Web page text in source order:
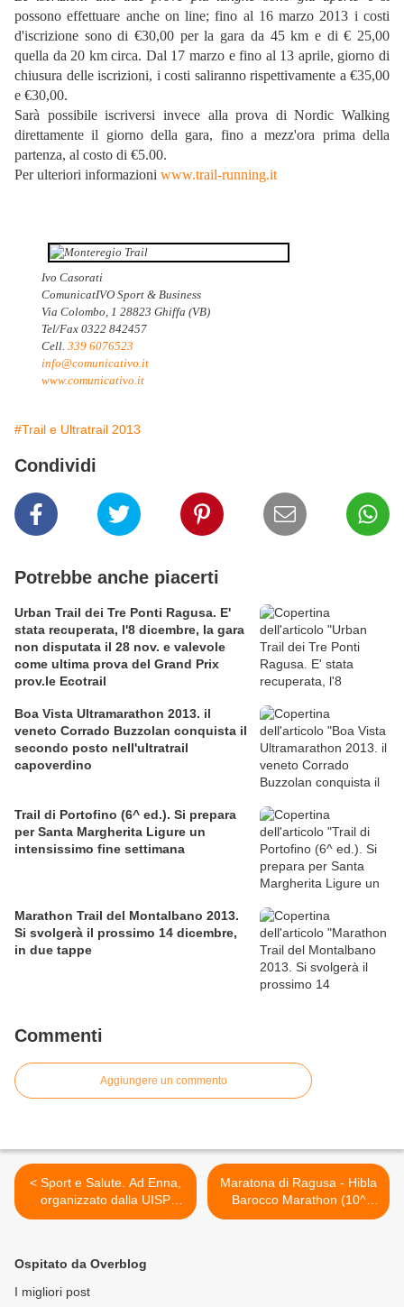
possono effettuare anche on line; fino al 16 marzo 2013 i costi
d'iscrizione sono di €30,00 per la gara da 45 km e di € 25,00
quella da 20 km circa. Dal 17 marzo e fino al 13 aprile, giorno di
chiusura delle iscrizioni, i costi saliranno rispettivamente a €35,00
e €30,00.
Sarà possibile iscriversi invece alla prova di Nordic Walking
direttamente il giorno della gara, fino a mezz'ora prima della
partenza, al costo di €5.00.
Per ulteriori informazioni www.trail-running.it
Ivo Casorati
ComunicatIVO Sport & Business
Via Colombo, 1 28823 Ghiffa (VB)
Tel/Fax 0322 842457
Cell. 339 6076523
info@comunicativo.it
www.comunicativo.it
#Trail e Ultratrail 2013
Condividi
Potrebbe anche piacerti
Urban Trail dei Tre Ponti Ragusa. E'
stata recuperata, l'8 dicembre, la gara
non disputata il 28 nov. e valevole
come ultima prova del Grand Prix
prov.le Ecotrail
Boa Vista Ultramarathon 2013. il
veneto Corrado Buzzolan conquista il
secondo posto nell'ultratrail
capoverdino
Trail di Portofino (6^ ed.). Si prepara
per Santa Margherita Ligure un
intensissimo fine settimana
Marathon Trail del Montalbano 2013.
Si svolgerà il prossimo 14 dicembre,
in due tappe
Commenti
Aggiungere un commento
< Sport e Salute. Ad Enna,
organizzato dalla UISP
Sicilia, il primo corso
Maratona di Ragusa - Hibla
Barocco Marathon (10^
ed.). Il racconto di Elena
Ospitato da Overblog
I migliori post